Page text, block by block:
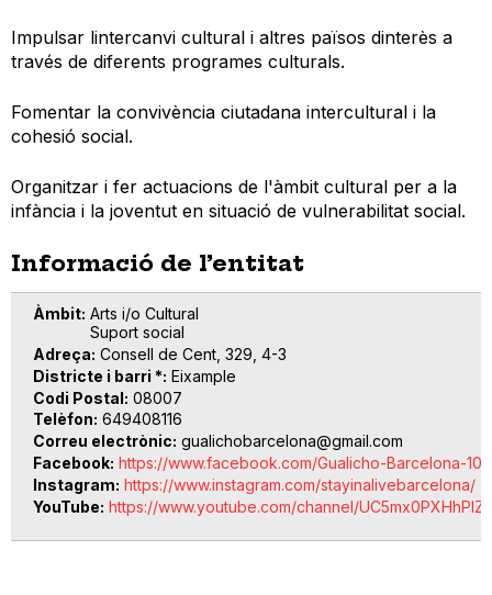
Impulsar lintercanvi cultural i altres països dinterès a
través de diferents programes culturals.
Fomentar la convivència ciutadana intercultural i la
cohesió social.
Organitzar i fer actuacions de l'àmbit cultural per a la
infància i la joventut en situació de vulnerabilitat social.
Informació de l’entitat
Àmbit Arts i/o Cultural
Suport social
Adreça Consell de Cent, 329, 4-3
Districte i barri * Eixample
Codi Postal 08007
Telèfon 649408116
Correu electrònic gualichobarcelona@gmail.com
Facebook https://www.facebook.com/Gualicho-Barcelona-
Instagram https://www.instagram.com/stayinalivebarcelona/
YouTube https://www.youtube.com/channel/